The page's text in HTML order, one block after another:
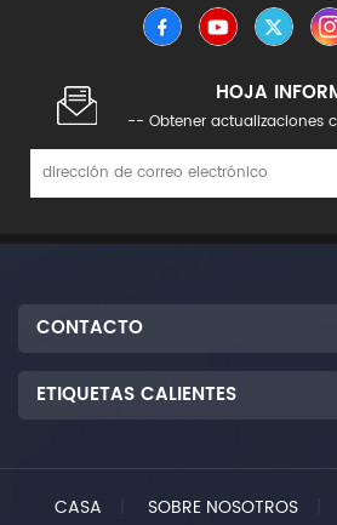
HOJA
-- Obtener actualizaciones
CONTACTO
ETIQUETAS CALIENTES
CASA SOBRE NOSOTROS